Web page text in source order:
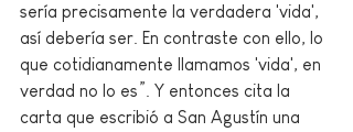
sería precisamente la verdadera 'vida',
así debería ser. En contraste con ello, lo
que cotidianamente llamamos 'vida', en
verdad no lo es”. Y entonces cita la
carta que escribió a San Agustín una